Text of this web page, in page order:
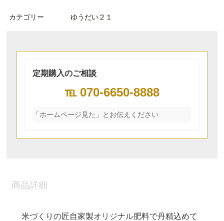
カテゴリー ゆうだい２１
定期購入のご相談
℡ 070-6650-8888
「ホームページ見た」とお伝えください
商品詳細
米づくりの匠自家製オリジナル肥料で丹精込めて